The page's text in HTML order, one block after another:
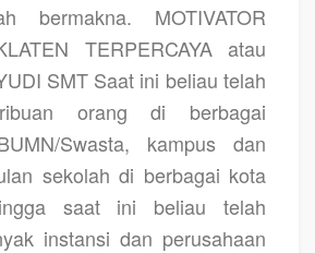
bermakna. MOTIVATOR
TERPERCAYA atau
SMT Saat ini beliau telah
orang di berbagai
Swasta, kampus dan
sekolah di berbagai kota
saat ini beliau telah
instansi dan perusahaan